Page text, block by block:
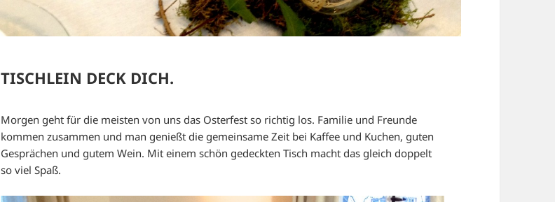
TISCHLEIN DECK DICH.
Morgen geht für die meisten von uns das Osterfest so richtig los. Familie und Freunde
kommen zusammen und man genießt die gemeinsame Zeit bei Kaffee und Kuchen, guten
Gesprächen und gutem Wein. Mit einem schön gedeckten Tisch macht das gleich doppelt
so viel Spaß.